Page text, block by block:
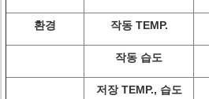
환경 작동 TEMP.
작동 습도
저장 TEMP., 습도